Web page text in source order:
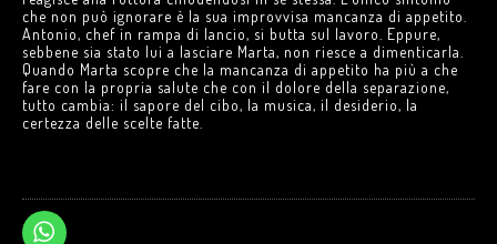
che non può ignorare è la sua improvvisa mancanza di appetito.
Antonio, chef in rampa di lancio, si butta sul lavoro. Eppure,
sebbene sia stato lui a lasciare Marta, non riesce a dimenticarla.
Quando Marta scopre che la mancanza di appetito ha più a che
fare con la propria salute che con il dolore della separazione,
tutto cambia: il sapore del cibo, la musica, il desiderio, la
certezza delle scelte fatte.